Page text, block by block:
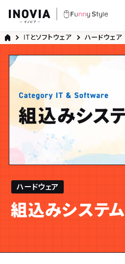
ITとソフトウェア ハードウェア
ハードウェア
組込みシステム